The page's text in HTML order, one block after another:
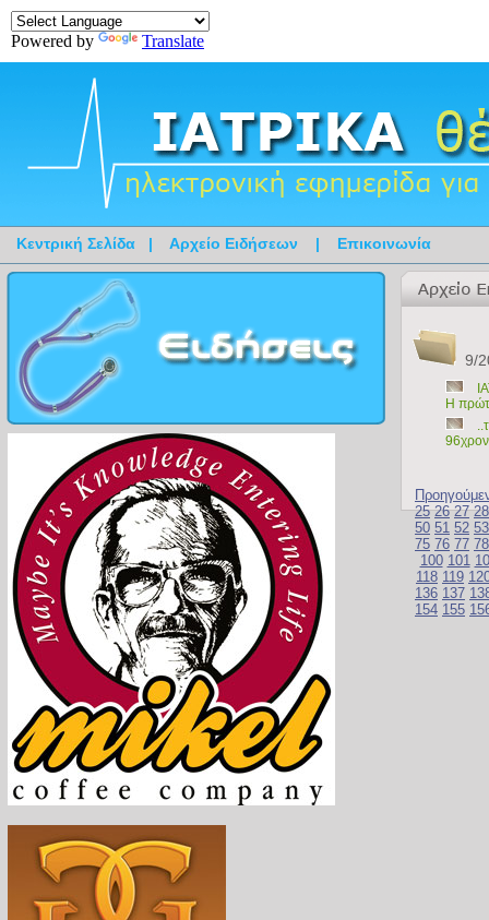
Powered by Translate
Κεντρική Σελίδα | Αρχείο Ειδήσεων | Επικοινωνία
9/
Η
25 26 27 28
50 51 52 53
75 76 77 78
100 101
118 119
136 137
154 155